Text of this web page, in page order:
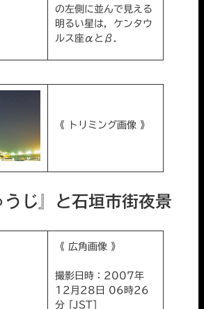
の左側に並んで見える
明るい星は，ケンタウ
ルス座αとβ．
《 トリミング画像 》
うじ』と石垣市街夜景
《 広角画像 》
撮影日時：2007年
12月28日 06時26
分 [JST]